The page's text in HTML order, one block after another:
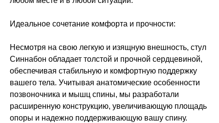
Идеальное сочетание комфорта и прочности:
Несмотря на свою легкую и изящную внешность, стул
Синнабон обладает толстой и прочной сердцевиной,
обеспечивая стабильную и комфортную поддержку
вашего тела. Учитывая анатомические особенности
позвоночника и мышц спины, мы разработали
расширенную конструкцию, увеличивающую площадь
опоры и надежно поддерживающую вашу спину.